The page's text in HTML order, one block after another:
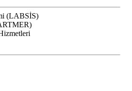
(LABSİS)